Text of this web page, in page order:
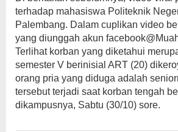
terhadap mahasiswa Politeknik
Palembang. Dalam cuplikan video
yang diunggah akun
Terlihat korban yang diketahui
semester V berinisial ART (20)
orang pria yang diduga adalah
tersebut terjadi saat korban tengah
dikampusnya, Sabtu (30/10) sore.